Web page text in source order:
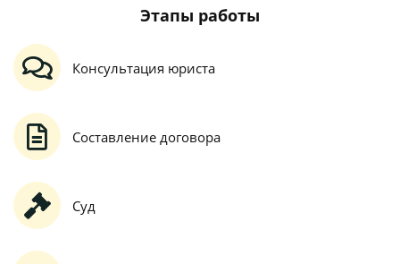
Этапы работы
Консультация юриста
Составление договора
Суд